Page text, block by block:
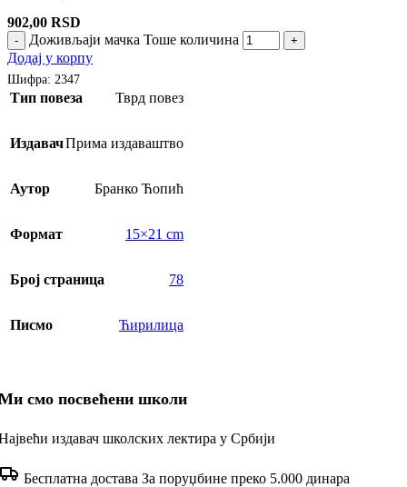
902,00 RSD
- Доживљаји мачка Тоше количина +
Додај у корпу
Шифра: 2347
Тип повеза Тврд повез
ИздавачПрима издаваштво
Аутор Бранко Ћопић
Формат 15×21 cm
Број страница 78
Писмо Ћирилица
смо посвећени школи
издавач школских лектира у Србији
Бесплатна достава За поруџбине преко 5.000 динара